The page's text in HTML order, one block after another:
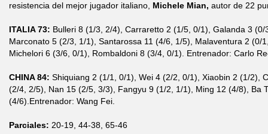
resistencia del mejor jugador italiano, Michele Mian, autor de 22
ITALIA 73: Bulleri 8 (1/3, 2/4), Carraretto 2 (1/5, 0/1), Galanda 3
Marconato 5 (2/3, 1/1), Santarossa 11 (4/6, 1/5), Malaventura 2 (0/
Michelori 6 (3/6, 0/1), Rombaldoni 8 (3/4, 0/1). Entrenador: Carlo
CHINA 84: Shiquiang 2 (1/1, 0/1), Wei 4 (2/2, 0/1), Xiaobin 2 (1/2),
(2/4, 2/5), Nan 15 (2/5, 3/3), Fangyu 9 (1/2, 1/1), Ming 12 (4/8), Ba
(4/6).Entrenador: Wang Fei.
Parciales: 20-19, 44-38, 65-46